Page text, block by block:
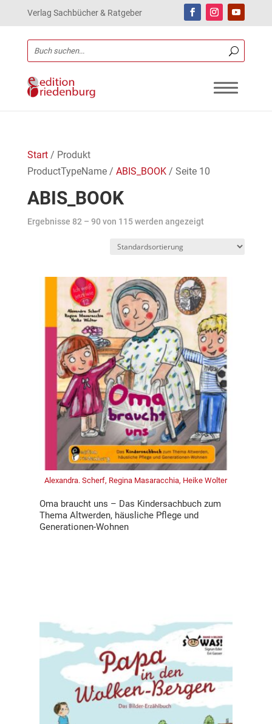
Verlag Sachbücher & Ratgeber
Start/ Produkt
ProductTypeName / ABIS_BOOK/ Seite 10
ABIS_BOOK
Ergebnisse 82 – 90 von 115 werden angezeigt
Alexandra. Scherf, Regina Masaracchia, Heike Wolter
Oma braucht uns – Das Kindersachbuch zum
Thema Altwerden, häusliche Pflege und
Generationen-Wohnen